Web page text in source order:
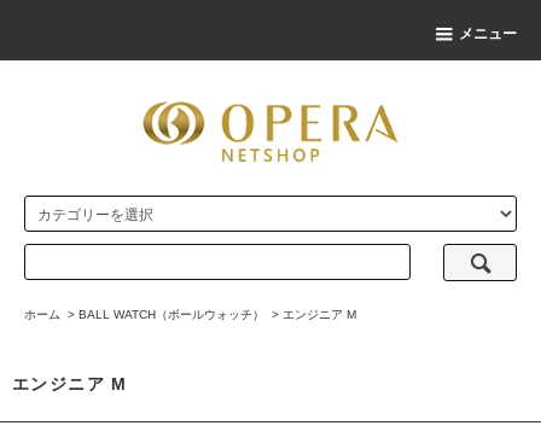
メニュー
ホーム > BALL WATCH（ボールウォッチ） > エンジニア M
エンジニア M